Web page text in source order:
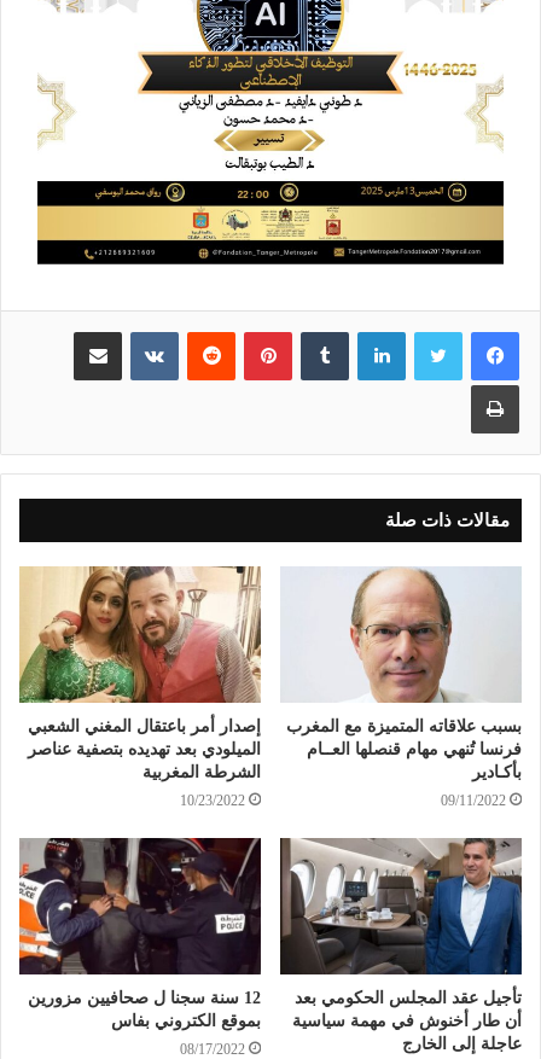
لينكدإن بينتيريست مشاركة عبر البريد
طباعة
مقالات ذات صلة
بسبب علاقاته المتميزة مع المغرب
فرنسا تُنهي مهام قنصلها العــام
بأكـادير
09/11/2022
إصدار أمر باعتقال المغني الشعبي
الميلودي بعد تهديده بتصفية عناصر
الشرطة المغربية
10/23/2022
تأجيل عقد المجلس الحكومي بعد
أن طار أخنوش في مهمة سياسية
عاجلة إلى الخارج
12 سنة سجنا ل صحافيين مزورين
بموقع الكتروني بفاس
08/17/2022